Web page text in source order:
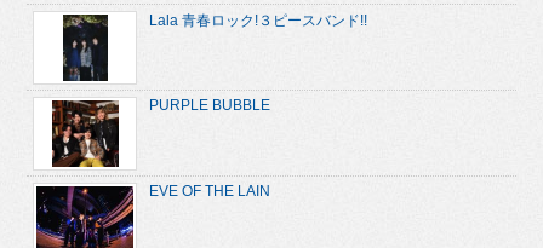
Lala 青春ロック!３ピースバンド!!
PURPLE BUBBLE
EVE OF THE LAIN